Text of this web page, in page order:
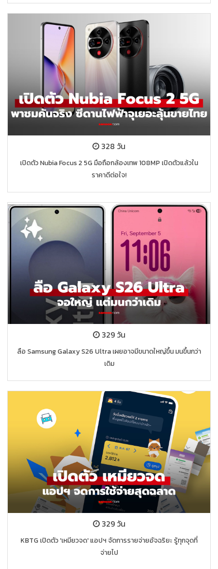
328 วัน
เปิดตัว Nubia Focus 2 5G มือถือกล้องเทพ 108MP เปิดตัวแล้วใน
ราคาดีต่อใจ!
329 วัน
ลือ Samsung Galaxy S26 Ultra เผยอาจมีขนาดใหญ่ขึ้น มนขึ้นกว่า
เดิม
329 วัน
KBTG เปิดตัว 'เหมียวจด' แอปฯ จัดการรายจ่ายอัจฉริยะ รู้ทุกจุดที่
จ่ายไป